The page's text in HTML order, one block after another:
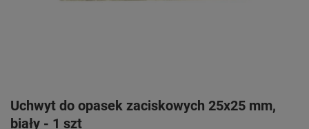
Uchwyt do opasek zaciskowych 25x25 mm,
biały - 1 szt